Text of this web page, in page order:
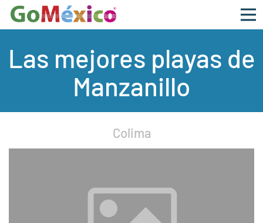
Las mejores playas de
Manzanillo
Colima